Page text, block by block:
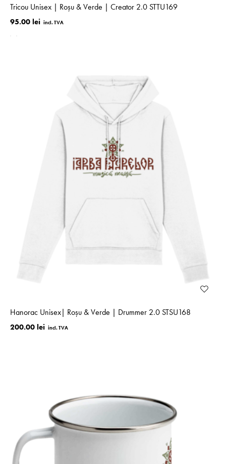
Tricou Unisex | Roșu & Verde | Creator 2.0 STTU169
95.00 lei
Hanorac Unisex| Roșu & Verde | Drummer 2.0 STSU168
200.00 lei